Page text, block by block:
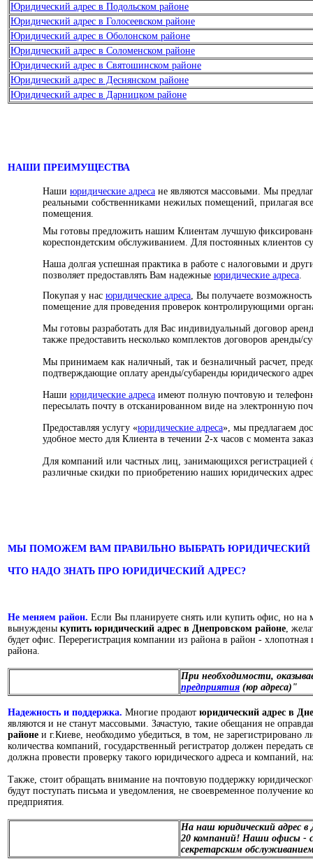
Юридический адрес в Подольском районе
Юридический адрес в Голосеевском районе
Юридический адрес в Оболонском районе
Юридический адрес в Соломенском районе
Юридический адрес в Святошинском районе
Юридический адрес в Деснянском районе
Юридический адрес в Дарницком районе
НАШИ ПРЕИМУЩЕСТВА
Наши юридические адреса не являются массовыми. Мы
реальными собственниками нежилых помещений, прилагая
помещения.
Мы готовы предложить нашим Клиентам лучшую
кореспондетским обслуживанием. Для постоянных клиентов
Наша долгая успешная практика в работе с налоговыми и
позволяет предоставлять Вам надежные юридические адреса
Покупая у нас юридические адреса , Вы получаете
помещение для проведения проверок контролирующими
Мы готовы разработать для Вас индивидуальный договор
также предоставить несколько комплектов договоров аренды/
Мы принимаем как наличный, так и безналичный расчет,
подтверждающие оплату аренды/субаренды юридического
Наши юридические адреса имеют полную почтовую и
пересылать почту в отсканированном виде на электронную
Предоставляя услугу «юридические адреса», мы предлагаем
удобное место для Клиента в течении 2-х часов с момента
Для компаний или частных лиц, занимающихся регистрацией
различные скидки по приобретению наших юридических
МЫ ПОМОЖЕМ ВАМ ПРАВИЛЬНО ВЫБРАТЬ ЮРИДИЧЕСКИЙ
ЧТО НАДО ЗНАТЬ ПРО ЮРИДИЧЕСКИЙ АДРЕС?
Не меняем район. Если Вы планируете снять или купить офис, но
вынуждены купить юридический адрес в Днепровском районе ,
будет офис. Перерегистрация компании из района в район -
района.
При необходимости,
предприятия (юр адреса)"
Надежность и поддержка. Многие продают юридический адрес в
являются и не станут массовыми. Зачастую, такие обещания не
районе и г.Киеве, необходимо убедиться, в том, не
количества компаний, государственный регистратор должен передать
должна провести проверку такого юридического адреса и компаний,
Также, стоит обращать внимание на почтовую поддержку
будут поступать письма и уведомления, не своевременное получение
предприятия.
На наш юридический адрес
20 компаний! Наши офисы -
секретарским